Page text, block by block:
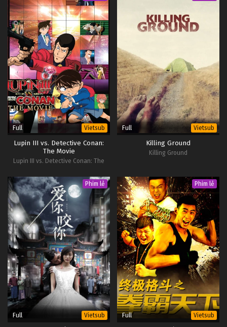
Full Vietsub
Lupin III vs. Detective Conan:
The Movie
Lupin III vs. Detective Conan: The
Full Vietsub
Killing Ground
Killing Ground
Phim lẻ
Full Vietsub
Phim lẻ
Full Vietsub